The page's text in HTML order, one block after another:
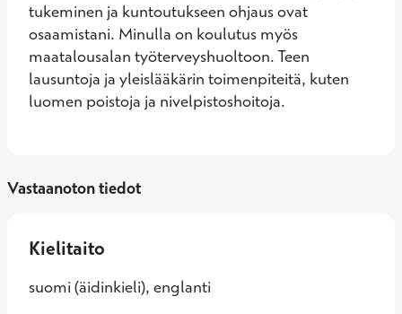
tukeminen ja kuntoutukseen ohjaus ovat
osaamistani. Minulla on koulutus myös
maatalousalan työterveyshuoltoon. Teen
lausuntoja ja yleislääkärin toimenpiteitä, kuten
luomen poistoja ja nivelpistoshoitoja.
Vastaanoton tiedot
Kielitaito
suomi (äidinkieli), englanti